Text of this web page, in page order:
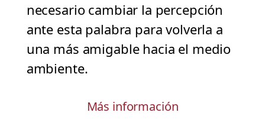
necesario cambiar la percepción
ante esta palabra para volverla a
una más amigable hacia el medio
ambiente.
Más información